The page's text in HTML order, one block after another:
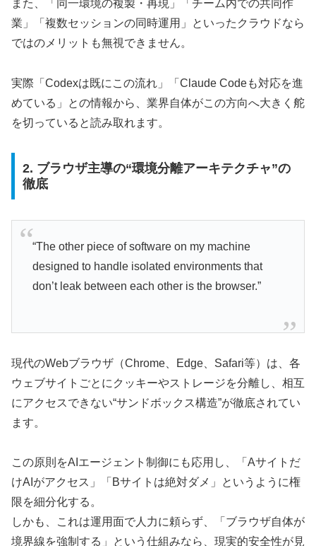
また、「同一環境の複製・再現」「チーム内での共同作
業」「複数セッションの同時運用」といったクラウドなら
ではのメリットも無視できません。
実際「Codexは既にこの流れ」「Claude Codeも対応を進
めている」との情報から、業界自体がこの方向へ大きく舵
を切っていると読み取れます。
2. ブラウザ主導の“環境分離アーキテクチャ”の
徹底
“The other piece of software on my machine
designed to handle isolated environments that
don’t leak between each other is the browser.”
現代のWebブラウザ（Chrome、Edge、Safari等）は、各
ウェブサイトごとにクッキーやストレージを分離し、相互
にアクセスできない“サンドボックス構造”が徹底されてい
ます。
この原則をAIエージェント制御にも応用し、「Aサイトだ
けAIがアクセス」「Bサイトは絶対ダメ」というように権
限を細分化する。
しかも、これは運用面で人力に頼らず、「ブラウザ自体が
境界線を強制する」という仕組みなら、現実的安全性が見